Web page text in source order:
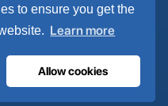
to ensure you get the
Learn more
Allow cookies